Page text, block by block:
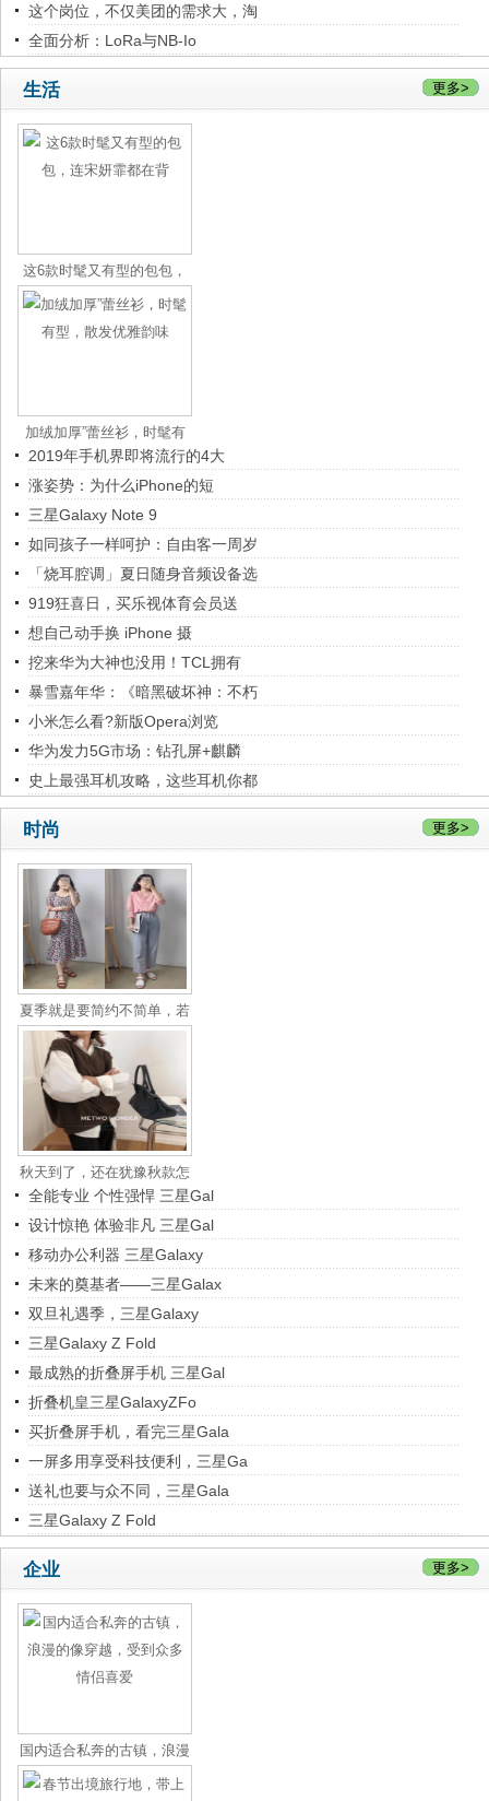
这个岗位，不仅美团的需求大，淘
全面分析：LoRa与NB-Io
生活 更多>
这6款时髦又有型的包包，
连宋妍
加绒加厚”蕾丝衫，时髦有
型，散
2019年手机界即将流行的4大
涨姿势：为什么iPhone的短
三星Galaxy Note 9
如同孩子一样呵护：自由客一周岁
「烧耳腔调」夏日随身音频设备选
919狂喜日，买乐视体育会员送
想自己动手换 iPhone 摄
挖来华为大神也没用！TCL拥有
暴雪嘉年华：《暗黑破坏神：不朽
小米怎么看?新版Opera浏览
华为发力5G市场：钻孔屏+麒麟
史上最强耳机攻略，这些耳机你都
时尚 更多>
夏季就是要简约不简单，若
没有温
秋天到了，还在犹豫秋款怎
么选的
全能专业 个性强悍 三星Gal
设计惊艳 体验非凡 三星Gal
移动办公利器 三星Galaxy
未来的奠基者——三星Galax
双旦礼遇季，三星Galaxy
三星Galaxy Z Fold
最成熟的折叠屏手机 三星Gal
折叠机皇三星GalaxyZFo
买折叠屏手机，看完三星Gala
一屏多用享受科技便利，三星Ga
送礼也要与众不同，三星Gala
三星Galaxy Z Fold
企业 更多>
国内适合私奔的古镇，浪漫
的像穿